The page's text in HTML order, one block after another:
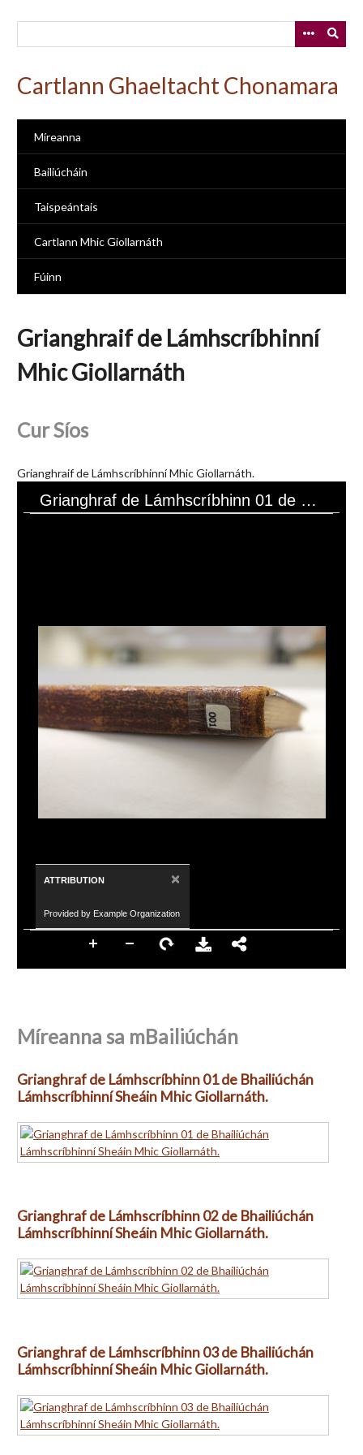
Cartlann Ghaeltacht Chonamara
Míreanna
Bailiúcháin
Taispeántais
Cartlann Mhic Giollarnáth
Fúinn
Grianghraif de Lámhscríbhinní
Mhic Giollarnáth
Cur Síos
Grianghraif de Lámhscríbhinní Mhic Giollarnáth.
Grianghraf de Lámhscríbhinn 01 de Bhailiúchán Lámhscríbhinní Sheáin Mhic Giollarnáth.
ATTRIBUTION ×
Provided by Example Organization
Míreanna sa mBailiúchán
Grianghraf de Lámhscríbhinn 01 de Bhailiúchán
Lámhscríbhinní Sheáin Mhic Giollarnáth.
Grianghraf de Lámhscríbhinn 02 de Bhailiúchán
Lámhscríbhinní Sheáin Mhic Giollarnáth.
Grianghraf de Lámhscríbhinn 03 de Bhailiúchán
Lámhscríbhinní Sheáin Mhic Giollarnáth.